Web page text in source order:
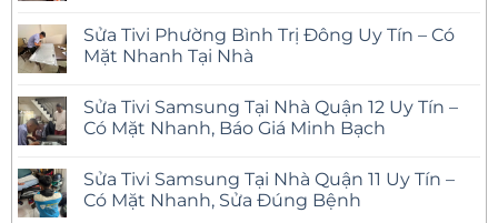
Phường
Tân
Tạo
Có
Mặt
Nhanh
Báo
Giá
Minh
bình
luận
ở
Phường
An
Lạc
Có
Mặt
Nhanh
Sửa Tivi Phường Bình Trị Đông Uy Tín – Có
Mặt Nhanh Tại Nhà
bình
luận
ở
Phường
Bình
Trị
Sửa Tivi Samsung Tại Nhà Quận 12 Uy Tín –
Có Mặt Nhanh, Báo Giá Minh Bạch
bình
luận
ở
Sửa Tivi Samsung Tại Nhà Quận 11 Uy Tín –
Có Mặt Nhanh, Sửa Đúng Bệnh